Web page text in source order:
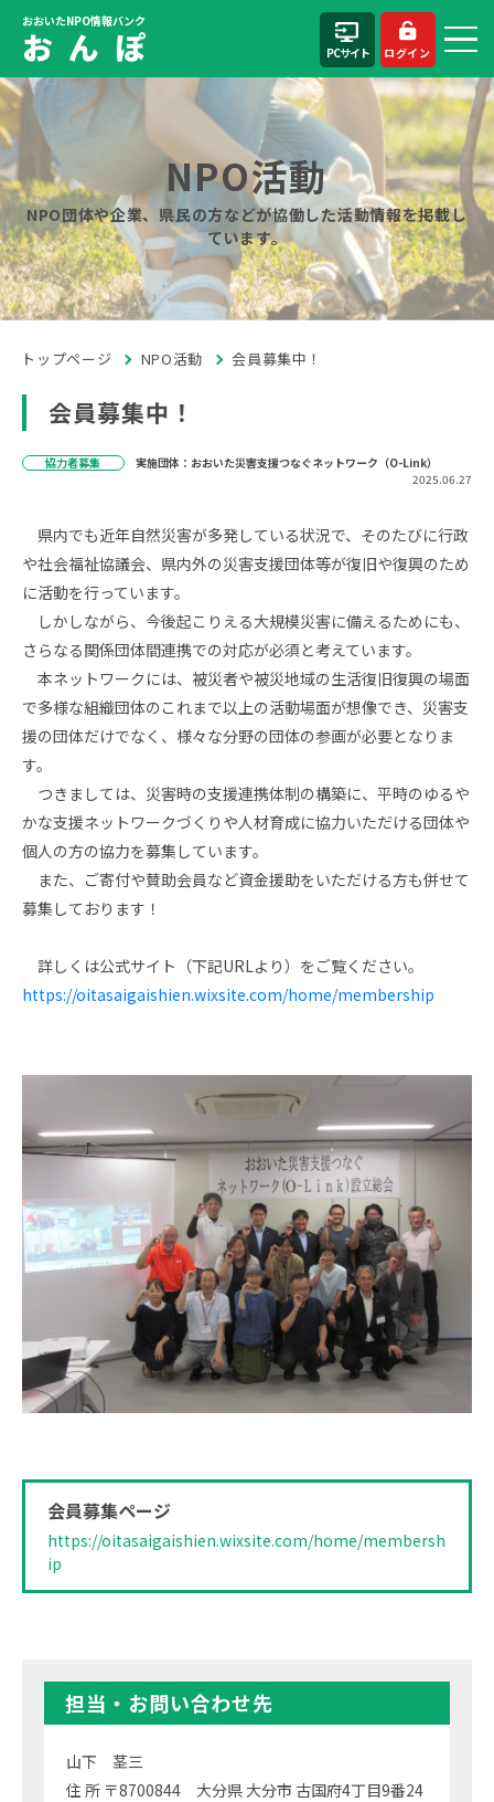
おおいたNPO情報バンク
お ん ぽ PCサイト ログイン
NPO活動
NPO団体や企業、県民の方などが協働した活動情報を掲載し
ています。
トップページ NPO活動 会員募集中！
会員募集中！
協力者募集
実施団体：おおいた災害支援つなぐネットワーク（O-Link）
2025.06.27
県内でも近年自然災害が多発している状況で、そのたびに行政
や社会福祉協議会、県内外の災害支援団体等が復旧や復興のため
に活動を行っています。
しかしながら、今後起こりえる大規模災害に備えるためにも、
さらなる関係団体間連携での対応が必須と考えています。
本ネットワークには、被災者や被災地域の生活復旧復興の場面
で多様な組織団体のこれまで以上の活動場面が想像でき、災害支
援の団体だけでなく、様々な分野の団体の参画が必要となりま
す。
つきましては、災害時の支援連携体制の構築に、平時のゆるや
かな支援ネットワークづくりや人材育成に協力いただける団体や
個人の方の協力を募集しています。
また、ご寄付や賛助会員など資金援助をいただける方も併せて
募集しております！
詳しくは公式サイト（下記URLより）をご覧ください。
https://oitasaigaishien.wixsite.com/home/membership
会員募集ページ
https://oitasaigaishien.wixsite.com/home/membersh
ip
担当・お問い合わせ先
山下 茎三
住 所 〒8700844 大分県 大分市 古国府4丁目9番24